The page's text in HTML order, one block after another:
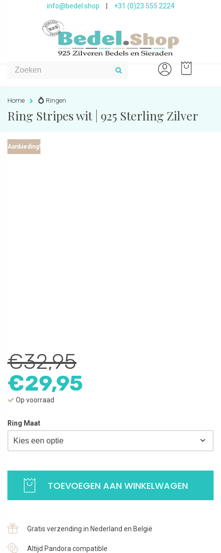
info@bedel.shop +31 (0)23 555 2224
Home 💍 Ringen
Ring Stripes wit | 925 Sterling Zilver
€32,95
€29,95
Op voorraad
Aanbieding!
Ring Maat
Ring Stripes wit | 925 Sterling Zilver aantal
TOEVOEGEN AAN WINKELWAGEN
Gratis verzending in Nederland en België
Altijd Pandora compatible